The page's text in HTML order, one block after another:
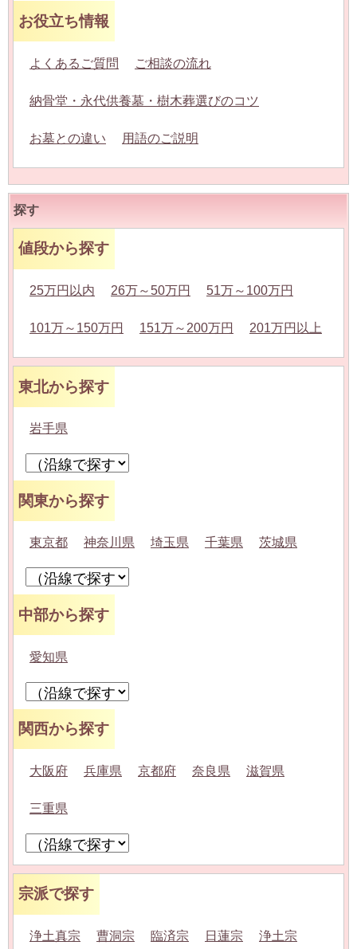
お役立ち情報
よくあるご質問 ご相談の流れ
納骨堂・永代供養墓・樹木葬選びのコツ
お墓との違い 用語のご説明
探す
値段から探す
25万円以内 26万～50万円 51万～100万円
101万～150万円 151万～200万円 201万円以上
東北から探す
岩手県
関東から探す
東京都 神奈川県 埼玉県 千葉県 茨城県
中部から探す
愛知県
関西から探す
大阪府 兵庫県 京都府 奈良県 滋賀県
三重県
宗派で探す
浄土真宗 曹洞宗 臨済宗 日蓮宗 浄土宗